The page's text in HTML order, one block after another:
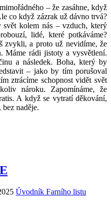
– že zasáhne, když
co když zázrak už dávno trvá?
kolem nás – vzduch, který
lidé, které potkáváme?
zvykli, a proto už nevidíme, že
Máme rádi jistoty a vysvětlení.
a následek. Boha, který by
– jako by tím porušoval
ztrácíme schopnost vidět svět
nároku. Zapomínáme, že
A když se vytratí děkování,
naděje.
Úvodník Farního listu